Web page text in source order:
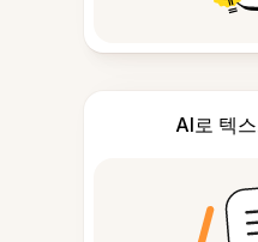
AI로 텍